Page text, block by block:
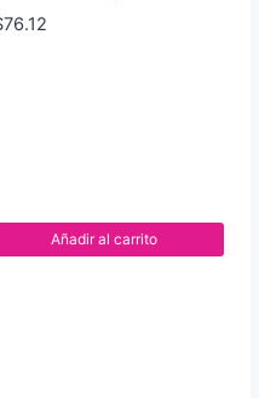
76.12
Añadir al carrito